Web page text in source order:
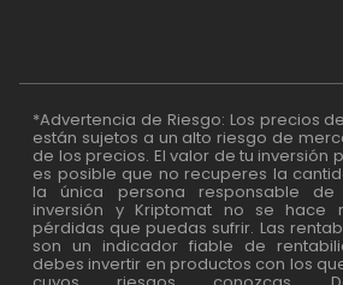
*Advertencia de Riesgo: Los precios
están sujetos a un alto riesgo de
de los precios. El valor de tu inversión
es posible que no recuperes la
la única persona responsable
inversión y Kriptomat no se hace
pérdidas que puedas sufrir. Las
son un indicador fiable de
debes invertir en productos con los